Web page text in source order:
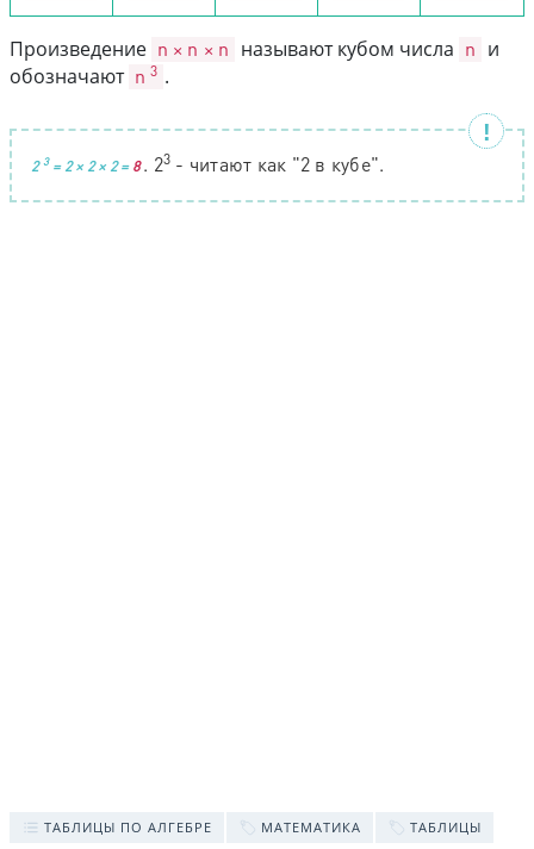
Произведение n × n × n называют кубом числа n и
обозначают n3 .
23= 2 × 2 × 2 = 8. 23 - читают как "2 в кубе".
ТАБЛИЦЫ ПО АЛГЕБРЕ МАТЕМАТИКА ТАБЛИЦЫ